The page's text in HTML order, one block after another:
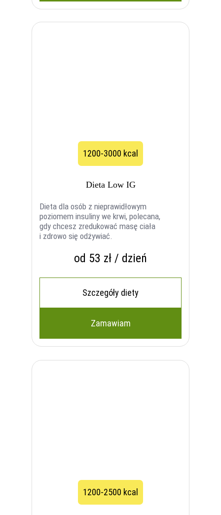
1200-3000 kcal
Dieta Low IG
Dieta dla osób z nieprawidłowym
poziomem insuliny we krwi, polecana,
gdy chcesz zredukować masę ciała
i zdrowo się odżywiać.
od 53 zł / dzień
Szczegóły diety
Zamawiam
1200-2500 kcal